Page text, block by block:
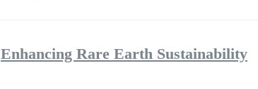
Enhancing Rare Earth Sustainability